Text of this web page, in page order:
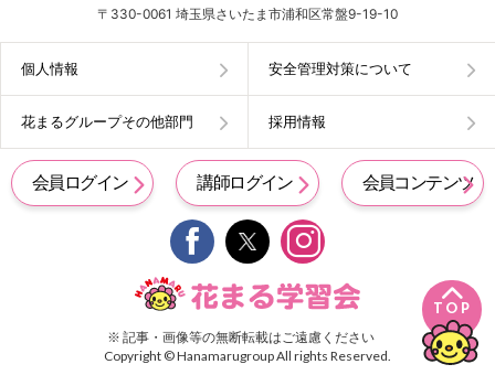
TOP
〒330-0061 埼玉県さいたま市浦和区常盤9-19-10
個人情報 安全管理対策について
花まるグループその他部門 採用情報
会員ログイン 講師ログイン 会員コンテンツ
 
※ 記事・画像等の無断転載はご遠慮ください
Copyright © Hanamarugroup All rights Reserved.